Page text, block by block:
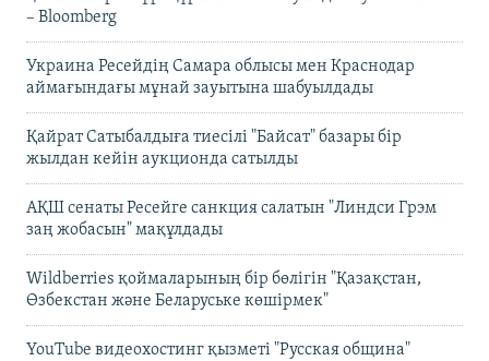
– Bloomberg
Украина Ресейдің Самара облысы мен Краснодар
аймағындағы мұнай зауытына шабуылдады
Қайрат Сатыбалдыға тиесілі "Байсат" базары бір
жылдан кейін аукционда сатылды
АҚШ сенаты Ресейге санкция салатын "Линдси Грэм
заң жобасын" мақұлдады
Wildberries қоймаларының бір бөлігін "Қазақстан,
Өзбекстан және Беларуське көшірмек"
YouTube видеохостинг қызметі "Русская община"